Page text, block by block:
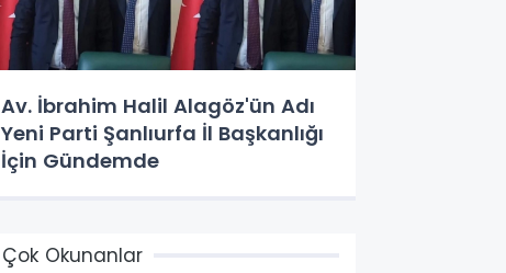
Av. İbrahim Halil Alagöz'ün Adı
Yeni Parti Şanlıurfa İl Başkanlığı
İçin Gündemde
Çok Okunanlar